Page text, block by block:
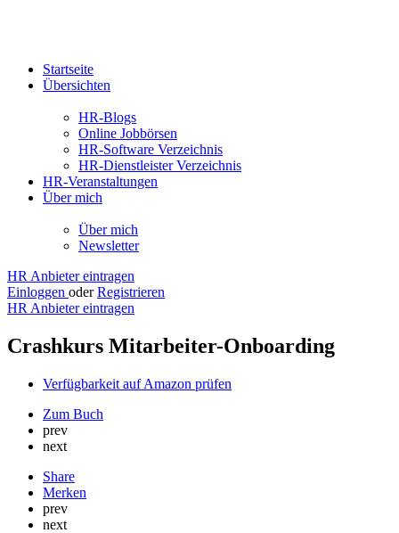
Startseite
Übersichten
HR-Blogs
Online Jobbörsen
HR-Software Verzeichnis
HR-Dienstleister Verzeichnis
HR-Veranstaltungen
Über mich
Über mich
Newsletter
HR Anbieter eintragen
Einloggen oder Registrieren
HR Anbieter eintragen
Crashkurs Mitarbeiter-Onboarding
Verfügbarkeit auf Amazon prüfen
Zum Buch
prev
next
Share
Merken
prev
next